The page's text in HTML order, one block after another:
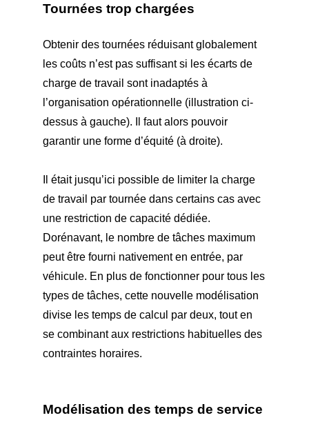
Tournées trop chargées
Obtenir des tournées réduisant globalement
les coûts n’est pas suffisant si les écarts de
charge de travail sont inadaptés à
l’organisation opérationnelle (illustration ci-
dessus à gauche). Il faut alors pouvoir
garantir une forme d’équité (à droite).
Il était jusqu’ici possible de limiter la charge
de travail par tournée dans certains cas avec
une restriction de capacité dédiée.
Dorénavant, le nombre de tâches maximum
peut être fourni nativement en entrée, par
véhicule. En plus de fonctionner pour tous les
types de tâches, cette nouvelle modélisation
divise les temps de calcul par deux, tout en
se combinant aux restrictions habituelles des
contraintes horaires.
Modélisation des temps de service